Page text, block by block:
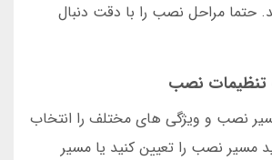
حتما مراحل نصب را با دقت دنبال
تنظیمات نصب
نصب و ویژگی های مختلف را انتخاب
مسیر نصب را تعیین کنید یا مسیر